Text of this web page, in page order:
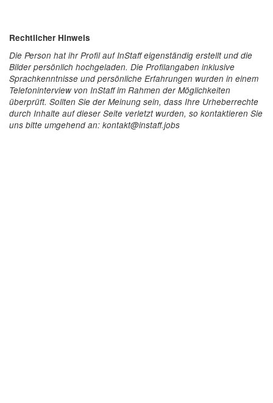
Rechtlicher Hinweis
Die Person hat ihr Profil auf InStaff eigenständig erstellt und die
Bilder persönlich hochgeladen. Die Profilangaben inklusive
Sprachkenntnisse und persönliche Erfahrungen wurden in einem
Telefoninterview von InStaff im Rahmen der Möglichkeiten
überprüft. Sollten Sie der Meinung sein, dass Ihre Urheberrechte
durch Inhalte auf dieser Seite verletzt wurden, so kontaktieren Sie
uns bitte umgehend an: kontakt@instaff.jobs